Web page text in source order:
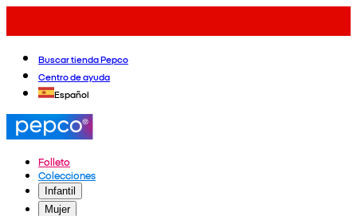
Buscar tienda Pepco
Centro de ayuda
Español
Folleto
Colecciones
Infantil
Mujer